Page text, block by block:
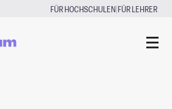
FÜR HOCHSCHULEN|FÜR LEHRER